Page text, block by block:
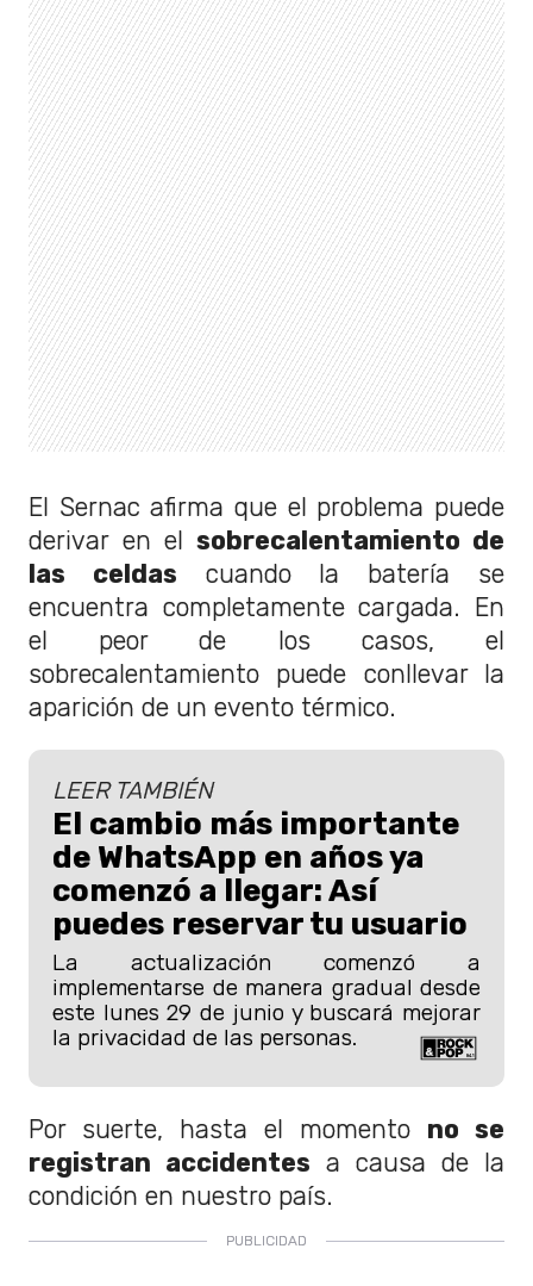
El Sernac afirma que el problema puede
derivar en el sobrecalentamiento de
las celdas cuando la batería se
encuentra completamente cargada. En
el peor de los casos, el
sobrecalentamiento puede conllevar la
aparición de un evento térmico.
LEER TAMBIÉN
El cambio más importante
de WhatsApp en años ya
comenzó a llegar: Así
puedes reservar tu usuario
La actualización comenzó a
implementarse de manera gradual desde
este lunes 29 de junio y buscará mejorar
la privacidad de las personas.
Por suerte, hasta el momento no se
registran accidentes a causa de la
condición en nuestro país.